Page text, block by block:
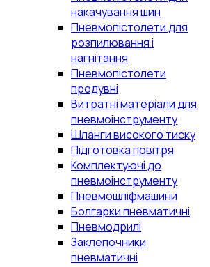
накачування шин
Пневмопістолети для
розпилювання і
нагнітання
Пневмопістолети
продувні
Витратні матеріали для
пневмоінструменту
Шланги високого тиску
Підготовка повітря
Комплектуючі до
пневмоінструменту
Пневмошліфмашини
Болгарки пневматичні
Пневмодрилі
Заклепочники
пневматичні